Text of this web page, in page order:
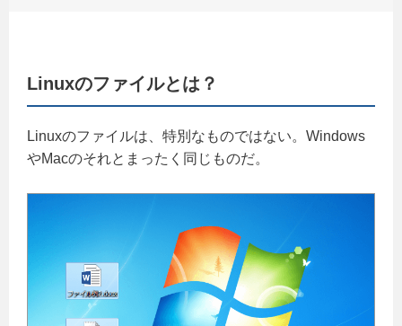
Linuxのファイルとは？
Linuxのファイルは、特別なものではない。Windows
やMacのそれとまったく同じものだ。